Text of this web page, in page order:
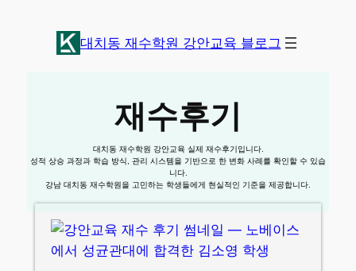
대치동 재수학원 강안교육 블로그
재수후기
대치동 재수학원 강안교육 실제 재수후기입니다.
성적 상승 과정과 학습 방식, 관리 시스템을 기반으로 한 변화 사례를 확인할 수 있습
니다.
강남 대치동 재수학원을 고민하는 학생들에게 현실적인 기준을 제공합니다.